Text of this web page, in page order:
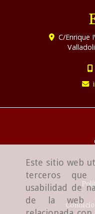
Este sitio web
terceros
usabilidad de
de la web y
C/Enrique